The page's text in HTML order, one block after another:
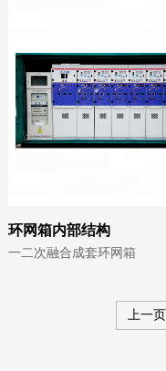
环网箱内部结构
一二次融合成套环网箱
上一页